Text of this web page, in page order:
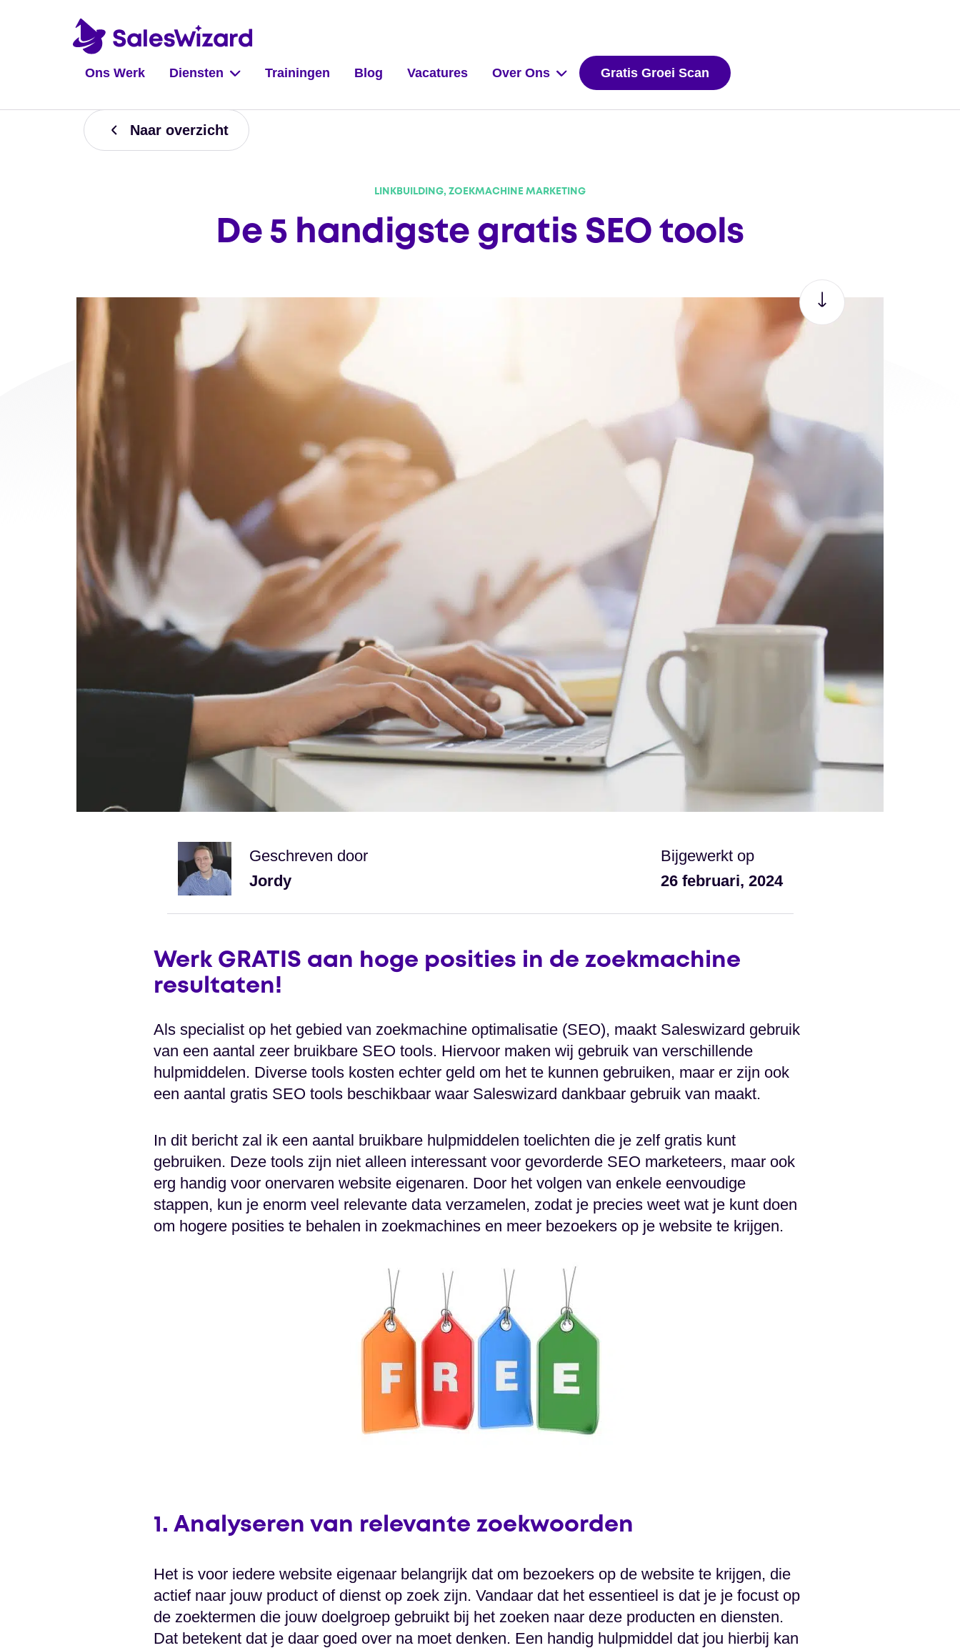
Ons Werk Diensten Trainingen Blog Vacatures Over Ons Gratis Groei Scan
Naar overzicht
LINKBUILDING, ZOEKMACHINE MARKETING
De 5 handigste gratis SEO tools
Geschreven door
Jordy
Bijgewerkt op
26 februari, 2024
Werk GRATIS aan hoge posities in de zoekmachine
resultaten!
Als specialist op het gebied van zoekmachine optimalisatie (SEO), maakt Saleswizard gebruik
van een aantal zeer bruikbare SEO tools. Hiervoor maken wij gebruik van verschillende
hulpmiddelen. Diverse tools kosten echter geld om het te kunnen gebruiken, maar er zijn ook
een aantal gratis SEO tools beschikbaar waar Saleswizard dankbaar gebruik van maakt.
In dit bericht zal ik een aantal bruikbare hulpmiddelen toelichten die je zelf gratis kunt
gebruiken. Deze tools zijn niet alleen interessant voor gevorderde SEO marketeers, maar ook
erg handig voor onervaren website eigenaren. Door het volgen van enkele eenvoudige
stappen, kun je enorm veel relevante data verzamelen, zodat je precies weet wat je kunt doen
om hogere posities te behalen in zoekmachines en meer bezoekers op je website te krijgen.
1. Analyseren van relevante zoekwoorden
Het is voor iedere website eigenaar belangrijk dat om bezoekers op de website te krijgen, die
actief naar jouw product of dienst op zoek zijn. Vandaar dat het essentieel is dat je je focust op
de zoektermen die jouw doelgroep gebruikt bij het zoeken naar deze producten en diensten.
Dat betekent dat je daar goed over na moet denken. Een handig hulpmiddel dat jou hierbij kan